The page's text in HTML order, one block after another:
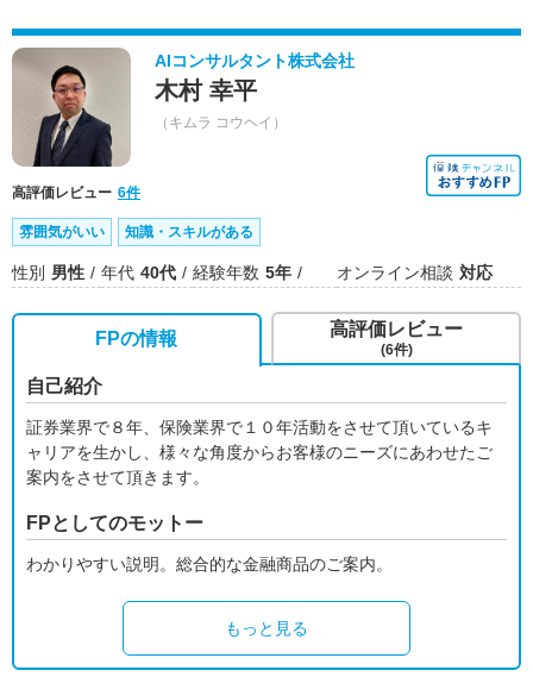
AIコンサルタント株式会社
木村 幸平
（キムラ コウヘイ）
高評価レビュー 6件
雰囲気がいい 知識・スキルがある
性別 男性 年代 40代 経験年数 5年 オンライン相談 対応
FPの情報
自己紹介
証券業界で８年、保険業界で１０年活動をさせて頂いているキ
ャリアを生かし、様々な角度からお客様のニーズにあわせたご
案内をさせて頂きます。
FPとしてのモットー
わかりやすい説明。総合的な金融商品のご案内。
もっと見る
高評価レビュー
(6件)